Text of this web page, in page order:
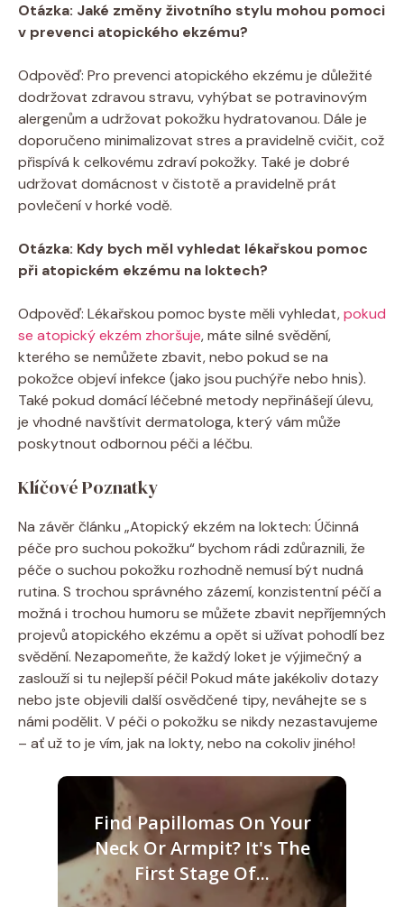
Otázka:​ Jaké ​změny‍ životního‍ stylu ​mohou​ pomoci
v prevenci atopického ekzému?
Odpověď: Pro ‍prevenci ‌atopického ekzému je důležité‌
dodržovat ⁢zdravou ⁤stravu, vyhýbat se potravinovým
alergenům ⁣a udržovat⁣ pokožku hydratovanou. Dále je
doporučeno ⁣minimalizovat stres a pravidelně⁢ cvičit, což
‌přispívá k celkovému zdraví pokožky. Také⁣ je‌ dobré
udržovat domácnost v čistotě a‌ pravidelně prát
povlečení v horké ​vodě.
Otázka: Kdy bych ‍měl vyhledat lékařskou pomoc
při atopickém ekzému ⁢na loktech?
Odpověď:‍ Lékařskou pomoc⁢ byste měli vyhledat,pokud
se⁤ atopický ekzém zhoršuje, máte silné​ svědění,
kterého se nemůžete ‌zbavit, nebo pokud se ‍na
pokožce‌ objeví infekce ‍(jako jsou puchýře nebo hnis). ​
Také‌ pokud domácí léčebné metody nepřinášejí úlevu,⁣
je ⁤vhodné⁢ navštívit dermatologa, který⁣ vám může
poskytnout​ odbornou péči a léčbu.
Klíčové Poznatky
Na závěr článku „Atopický⁢ ekzém na loktech: Účinná
péče pro suchou pokožku“⁤ bychom⁤ rádi zdůraznili, že
péče o suchou pokožku rozhodně⁢ nemusí ‌být nudná⁣
rutina. S trochou správného zázemí, konzistentní péčí ​a‌
možná i‌ trochou humoru se můžete zbavit⁣ nepříjemných
projevů atopického ekzému ​a‍ opět​ si užívat ​pohodlí ‌bez
‌svědění. Nezapomeňte, že každý loket je výjimečný a
zaslouží si tu nejlepší péči! Pokud ‌máte jakékoliv dotazy
nebo jste objevili další ⁣osvědčené⁤ tipy, neváhejte ‍se s
námi podělit. V péči o pokožku se nikdy nezastavujeme
–‌ ať už to je​ vím, jak na lokty, nebo ​na cokoliv jiného!
Find Papillomas On Your
Neck Or Armpit? It's The
First Stage Of...